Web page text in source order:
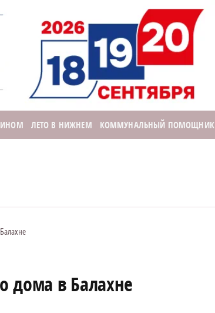
ЛЕТО В НИЖНЕМ КОММУНАЛЬНЫЙ ПОМОЩНИК
дома в Балахне